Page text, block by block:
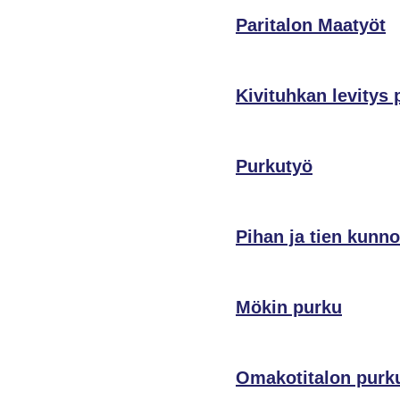
Paritalon Maatyöt
Kivituhkan levitys
Purkutyö
Pihan ja tien
Mökin purku
Omakotitalon